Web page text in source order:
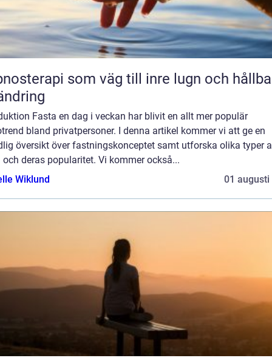
som väg till inre lugn och
Fasta en dag i veckan har blivit en allt mer populär
bland privatpersoner. I denna artikel kommer vi att ge en
översikt över fastningskonceptet samt utforska olika typer
deras popularitet. Vi kommer också...
Wiklund
01 augusti